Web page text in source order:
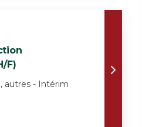
F)
autres - Intérim